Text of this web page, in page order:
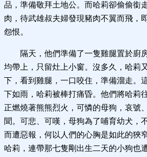
品，準備敬拜土地公。而哈莉卻偷偷銜
肉，待武雄叔夫婦發現豬肉不翼而飛，
怨恨。
隔天，他們準備了一隻雞腿置於廚
均帶上，只留灶上小窗。沒多久，哈莉
下，看到雞腿，一口咬住，準備溜走。
下如雨，哈莉被棒打痛昏。他們將哈莉
正燃燒著熊熊烈火，可憐的母狗，哀號
聞。可悲、可嘆，母狗為了哺育幼犬，
而遭惡報，何以人們的心胸是如此的狹
哈莉，連帶那七隻剛出生二天的小狗也